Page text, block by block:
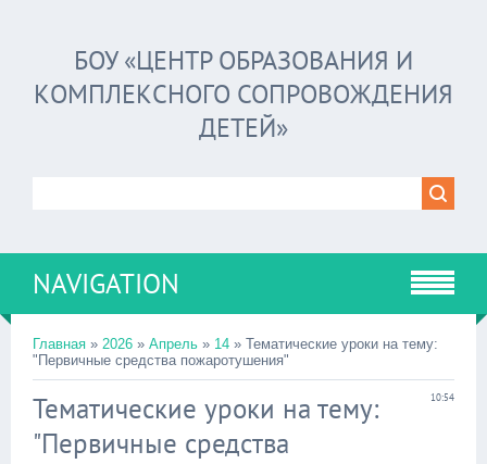
БОУ «ЦЕНТР ОБРАЗОВАНИЯ И
КОМПЛЕКСНОГО СОПРОВОЖДЕНИЯ
ДЕТЕЙ»
NAVIGATION
Главная » 2026 » Апрель » 14 » Тематические уроки на тему:
"Первичные средства пожаротушения"
10:54
Тематические уроки на тему:
"Первичные средства